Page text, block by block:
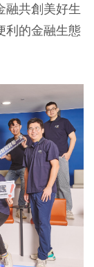
融共創美好生
利的金融生態